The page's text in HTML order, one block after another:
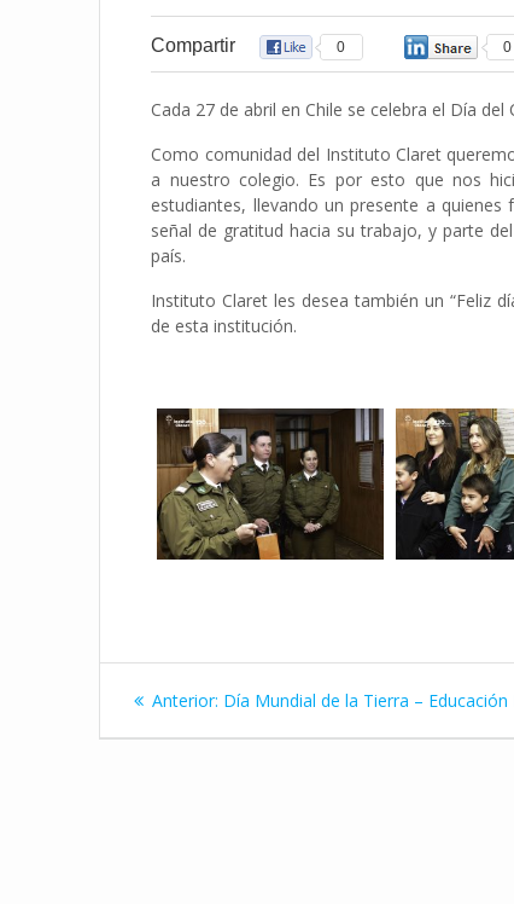
Compartir 0 0
Cada 27 de abril en Chile se celebra el Día
Como comunidad del Instituto Claret
a nuestro colegio. Es por esto que nos
estudiantes, llevando un presente a
señal de gratitud hacia su trabajo, y parte
país.
Instituto Claret les desea también un “Feliz
de esta institución.
Navegación
de
Anterior: Entrada
Día Mundial de la Tierra – Educación